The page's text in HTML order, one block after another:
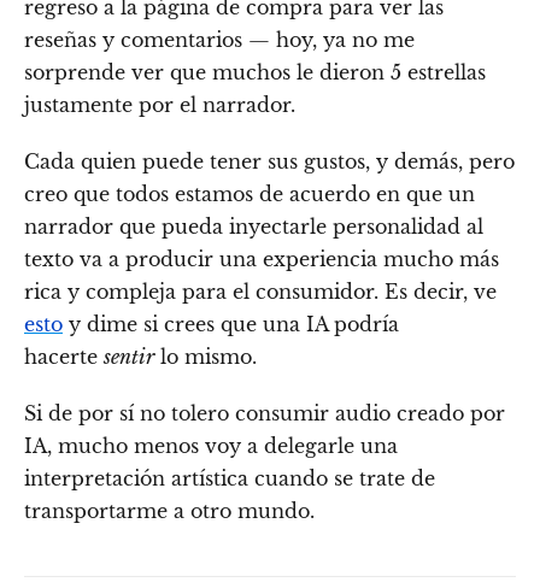
regreso a la página de compra para ver las
reseñas y comentarios — hoy, ya no me
sorprende ver que muchos le dieron 5 estrellas
justamente por el narrador.
Cada quien puede tener sus gustos, y demás, pero
creo que todos estamos de acuerdo en que un
narrador que pueda inyectarle personalidad al
texto va a producir una experiencia mucho más
rica y compleja para el consumidor. Es decir, ve
esto y dime si crees que una IA podría
hacertesentirlo mismo.
Si de por sí no tolero consumir audio creado por
IA, mucho menos voy a delegarle una
interpretación artística cuando se trate de
transportarme a otro mundo.